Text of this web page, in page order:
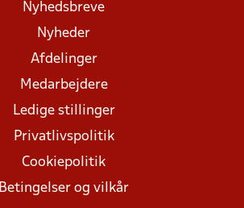
Nyhedsbreve
Nyheder
Afdelinger
Medarbejdere
Ledige stillinger
Privatlivspolitik
Cookiepolitik
Betingelser og vilkår